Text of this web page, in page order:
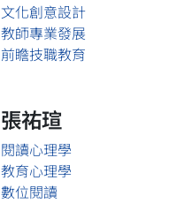
文化創意設計
教師專業發展
前瞻技職教育
張祐瑄
閱讀心理學
教育心理學
數位閱讀